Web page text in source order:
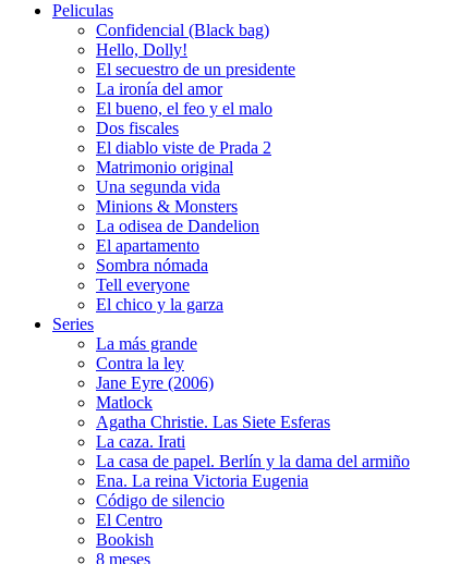
Peliculas
Confidencial (Black bag)
Hello, Dolly!
El secuestro de un presidente
La ironía del amor
El bueno, el feo y el malo
Dos fiscales
El diablo viste de Prada 2
Matrimonio original
Una segunda vida
Minions & Monsters
La odisea de Dandelion
El apartamento
Sombra nómada
Tell everyone
El chico y la garza
Series
La más grande
Contra la ley
Jane Eyre (2006)
Matlock
Agatha Christie. Las Siete Esferas
La caza. Irati
La casa de papel. Berlín y la dama del armiño
Ena. La reina Victoria Eugenia
Código de silencio
El Centro
Bookish
8 meses